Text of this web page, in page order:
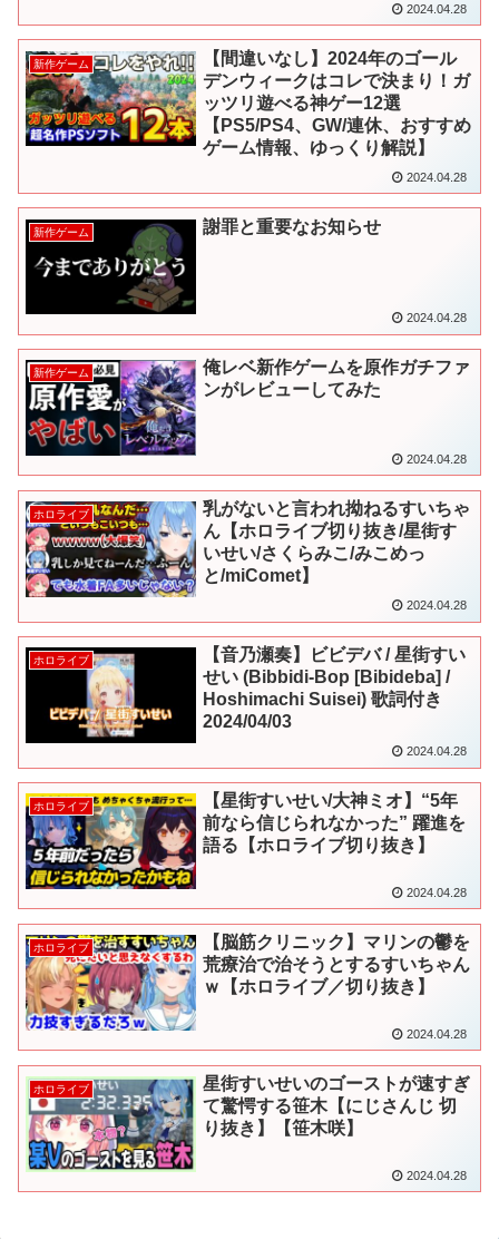
2024.04.28
新作ゲーム
【間違いなし】2024年のゴール
デンウィークはコレで決まり！ガ
ッツリ遊べる神ゲー12選
【PS5/PS4、GW/連休、おすすめ
ゲーム情報、ゆっくり解説】
2024.04.28
新作ゲーム 謝罪と重要なお知らせ
2024.04.28
新作ゲーム
俺レベ新作ゲームを原作ガチファ
ンがレビューしてみた
2024.04.28
ホロライブ
乳がないと言われ拗ねるすいちゃ
ん【ホロライブ切り抜き/星街す
いせい/さくらみこ/みこめっ
と/miComet】
2024.04.28
ホロライブ
【音乃瀬奏】ビビデバ / 星街すい
せい (Bibbidi-Bop [Bibideba] /
Hoshimachi Suisei) 歌詞付き
2024/04/03
2024.04.28
ホロライブ
【星街すいせい/大神ミオ】“5年
前なら信じられなかった” 躍進を
語る【ホロライブ切り抜き】
2024.04.28
ホロライブ
【脳筋クリニック】マリンの鬱を
荒療治で治そうとするすいちゃん
ｗ【ホロライブ／切り抜き】
2024.04.28
ホロライブ
星街すいせいのゴーストが速すぎ
て驚愕する笹木【にじさんじ 切
り抜き】【笹木咲】
2024.04.28